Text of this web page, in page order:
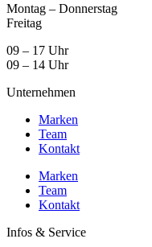
Montag – Donnerstag
Freitag
09 – 17 Uhr
09 – 14 Uhr
Unternehmen
Marken
Team
Kontakt
Marken
Team
Kontakt
Infos & Service